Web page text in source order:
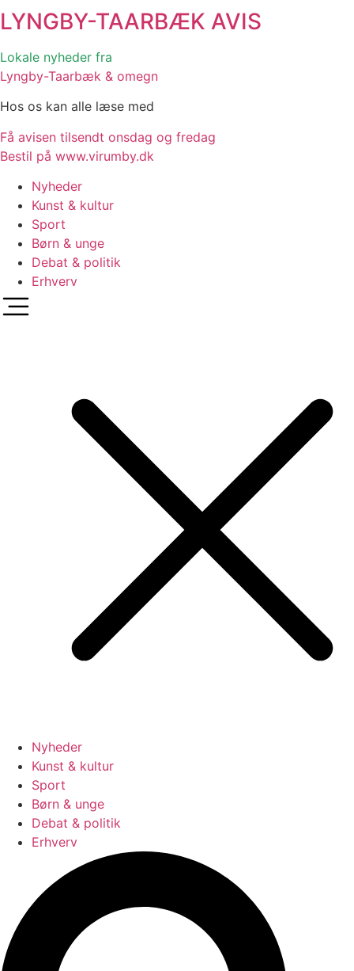
LYNGBY-TAARBÆK AVIS
Lokale nyheder fra
Lyngby-Taarbæk & omegn
Hos os kan alle læse med
Få avisen tilsendt onsdag og fredag
Bestil på www.virumby.dk
Nyheder
Kunst & kultur
Sport
Børn & unge
Debat & politik
Erhverv
Nyheder
Kunst & kultur
Sport
Børn & unge
Debat & politik
Erhverv